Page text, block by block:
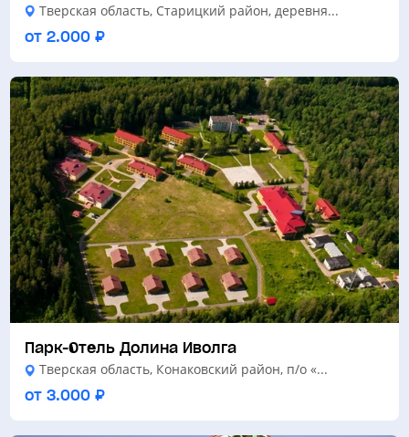
Тверская область, Старицкий район, деревня...
от 2.000 ₽
Парк-Отель Долина Иволга
Тверская область, Конаковский район, п/о «...
от 3.000 ₽